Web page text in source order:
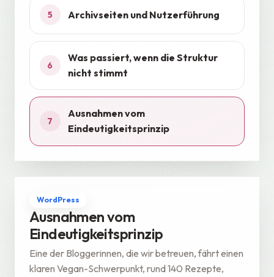
5 Archivseiten und Nutzerführung
6
Was passiert, wenn die Struktur
nicht stimmt
7
Ausnahmen vom
Eindeutigkeitsprinzip
WordPress
Ausnahmen vom
Eindeutigkeitsprinzip
Eine der Bloggerinnen, die wir betreuen, fährt einen
klaren Vegan-Schwerpunkt, rund 140 Rezepte,